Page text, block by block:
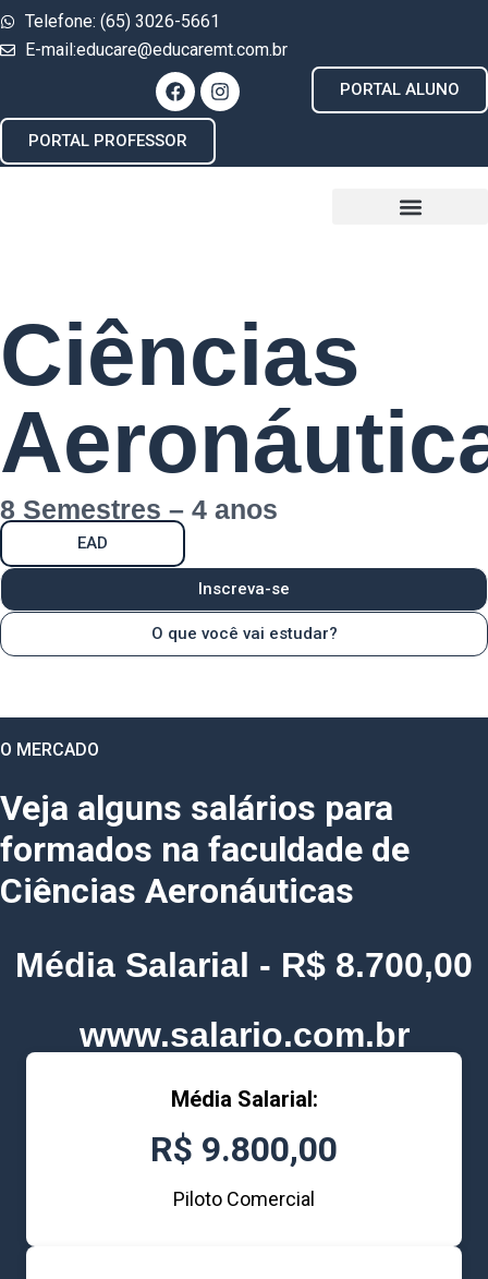
Telefone: (65) 3026-5661
E-mail:educare@educaremt.com.br
PORTAL ALUNO
PORTAL PROFESSOR
Ciências
8 Semestres – 4 anos
EAD
Inscreva-se
O que você vai estudar?
O MERCADO
Veja alguns salários para
formados na faculdade de
Ciências Aeronáuticas
Média Salarial - R$ 8.700,00
www.salario.com.br
Média Salarial:
R$ 9.800,00
Piloto Comercial